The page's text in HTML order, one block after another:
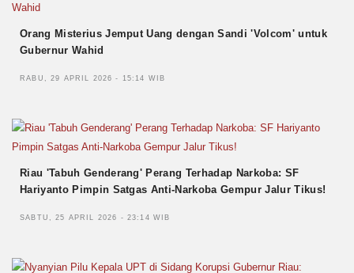
Orang Misterius Jemput Uang dengan Sandi 'Volcom' untuk
Gubernur Wahid
RABU, 29 APRIL 2026 - 15:14 WIB
Riau 'Tabuh Genderang' Perang Terhadap Narkoba: SF
Hariyanto Pimpin Satgas Anti-Narkoba Gempur Jalur Tikus!
SABTU, 25 APRIL 2026 - 23:14 WIB